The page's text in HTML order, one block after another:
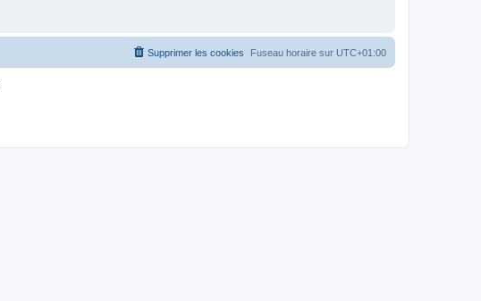
Fuseau horaire sur UTC+01:00
Supprimer les cookies